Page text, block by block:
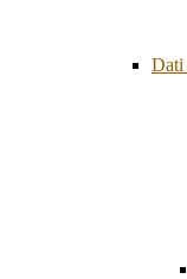
Dati